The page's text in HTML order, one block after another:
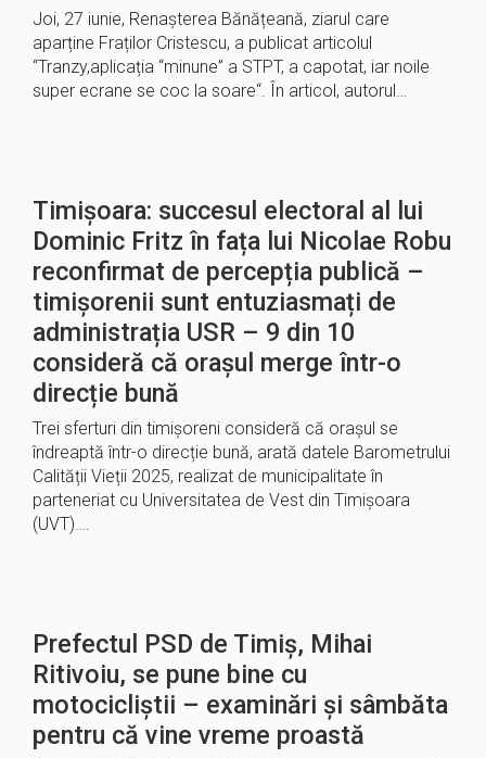
Joi, 27 iunie, Renașterea Bănățeană, ziarul care
aparține Fraților Cristescu, a publicat articolul
“Tranzy,aplicația “minune” a STPT, a capotat, iar noile
super ecrane se coc la soare“. În articol, autorul…
Timișoara: succesul electoral al lui
Dominic Fritz în fața lui Nicolae Robu
reconfirmat de percepția publică –
timișorenii sunt entuziasmați de
administrația USR – 9 din 10
consideră că orașul merge într-o
direcție bună
Trei sferturi din timișoreni consideră că orașul se
îndreaptă într-o direcție bună, arată datele Barometrului
Calității Vieții 2025, realizat de municipalitate în
parteneriat cu Universitatea de Vest din Timișoara
(UVT)….
Prefectul PSD de Timiș, Mihai
Ritivoiu, se pune bine cu
motocicliștii – examinări și sâmbăta
pentru că vine vreme proastă